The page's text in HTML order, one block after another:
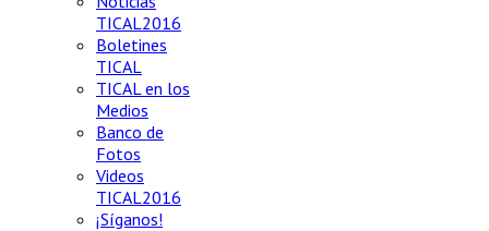
TICAL2016
Boletines
TICAL
TICAL en los
Medios
Banco de
Fotos
Videos
TICAL2016
¡Síganos!